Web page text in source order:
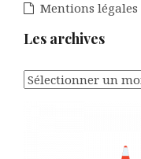
Mentions légales
Les archives
Les